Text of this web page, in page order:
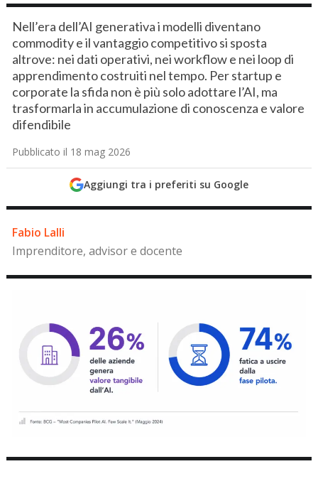
Nell’era dell’AI generativa i modelli diventano
commodity e il vantaggio competitivo si sposta
altrove: nei dati operativi, nei workflow e nei loop di
apprendimento costruiti nel tempo. Per startup e
corporate la sfida non è più solo adottare l’AI, ma
trasformarla in accumulazione di conoscenza e valore
difendibile
Pubblicato il 18 mag 2026
Aggiungi tra i preferiti su Google
Fabio Lalli
Imprenditore, advisor e docente